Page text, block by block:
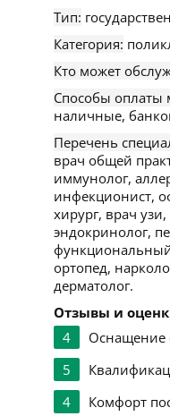
Тип:
Категория:
Кто может
Способы оплаты
наличные,
Перечень
врач общей
иммунолог,
инфекционист,
хирург, врач
эндокринолог,
функциональный
ортопед,
дерматолог.
Отзывы и
4
Оснащение
5
4
Комфорт